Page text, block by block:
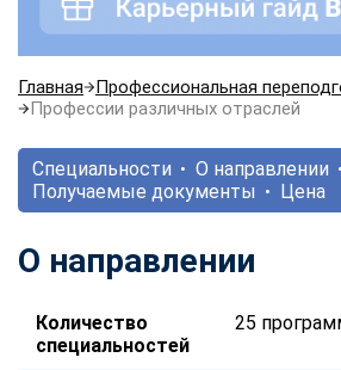
Главная
Профессиональная
Профессии различных отраслей
Специальности
О направлении
Получаемые документы
Цена
О направлении
Количество
специальностей
25